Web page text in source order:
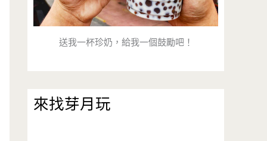
送我一杯珍奶，給我一個鼓勵吧！
來找芽月玩